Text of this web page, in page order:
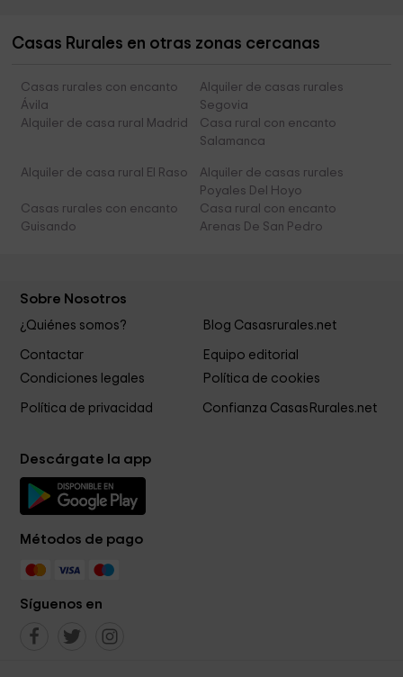
Casas Rurales en otras zonas cercanas
Casas rurales con encanto
Ávila
Alquiler de casas rurales
Segovia
Alquiler de casa rural Madrid
Casa rural con encanto
Salamanca
Alquiler de casa rural El Raso
Alquiler de casas rurales
Poyales Del Hoyo
Casas rurales con encanto
Guisando
Casa rural con encanto
Arenas De San Pedro
Sobre Nosotros
¿Quiénes somos? Blog Casasrurales.net
Contactar
Equipo editorial
Condiciones legales
Política de cookies
Política de privacidad Confianza CasasRurales.net
Descárgate la app
Métodos de pago
Síguenos en